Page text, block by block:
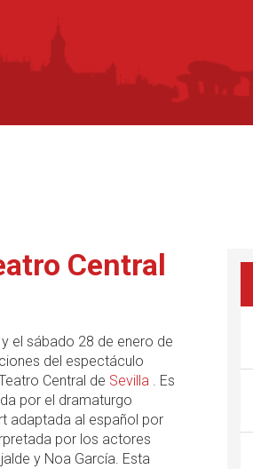
Central
el sábado 28 de enero de
del espectáculo
Central de Sevilla. Es
por el dramaturgo
adaptada al español por
por los actores
y Noa García. Esta